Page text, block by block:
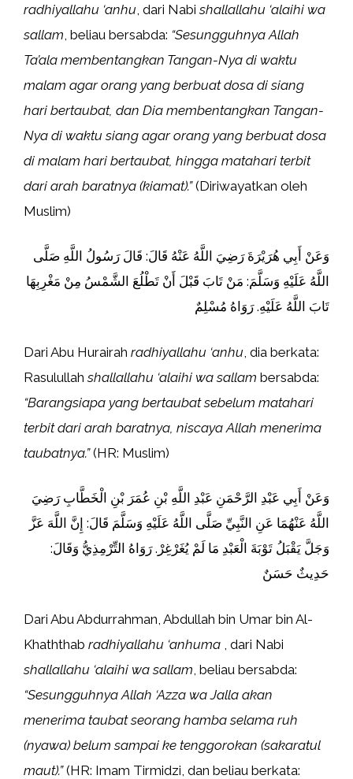
radhiyallahu ‘anhu , dari Nabishallallahu ‘alaihi wa
sallam , beliau bersabda: “Sesungguhnya Allah
Ta’ala membentangkan Tangan-Nya di waktu
malam agar orang yang berbuat dosa di siang
hari bertaubat, dan Dia membentangkan Tangan-
Nya di waktu siang agar orang yang berbuat dosa
di malam hari bertaubat, hingga matahari terbit
dari arah baratnya (kiamat).”(Diriwayatkan oleh
Muslim)
وَعَنْ أَبِي هُرَيْرَةَ رَضِيَ اللَّهُ عَنْهُ قَالَ: قَالَ رَسُولُ اللَّهِ صَلَّى
اللَّهُ عَلَيْهِ وَسَلَّمَ: مَنْ تَابَ قَبْلَ أَنْ تَطْلُعَ الشَّمْسُ مِنْ مَغْرِبِهَا
تَابَ اللَّهُ عَلَيْهِ. رَوَاهُ مُسْلِمٌ
Dari Abu Hurairah radhiyallahu ‘anhu , dia berkata:
Rasulullahshallallahu ‘alaihi wa sallam bersabda:
“Barangsiapa yang bertaubat sebelum matahari
terbit dari arah baratnya, niscaya Allah menerima
taubatnya.”(HR: Muslim)
وَعَنْ أَبِي عَبْدِ الرَّحْمَنِ عَبْدِ اللَّهِ بْنِ عُمَرَ بْنِ الْخَطَّابِ رَضِيَ
اللَّهُ عَنْهُمَا عَنِ النَّبِيِّ صَلَّى اللَّهُ عَلَيْهِ وَسَلَّمَ قَالَ: إِنَّ اللَّهَ عَزَّ
وَجَلَّ يَقْبَلُ تَوْبَةَ الْعَبْدِ مَا لَمْ يُغَرْغِرْ. رَوَاهُ التِّرْمِذِيُّ وَقَالَ:
حَدِيثٌ حَسَنٌ
Dari Abu Abdurrahman, Abdullah bin Umar bin Al-
Khaththab radhiyallahu ‘anhuma , dari Nabi
shallallahu ‘alaihi wa sallam , beliau bersabda:
“Sesungguhnya Allah ‘Azza wa Jalla akan
menerima taubat seorang hamba selama ruh
(nyawa) belum sampai ke tenggorokan (sakaratul
maut).”(HR: Imam Tirmidzi, dan beliau berkata: